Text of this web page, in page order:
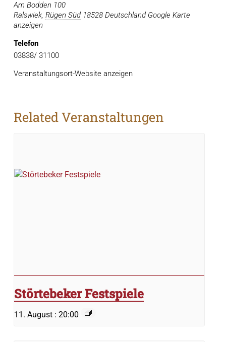
Am Bodden 100
Ralswiek, Rügen Süd 18528 Deutschland Google Karte
anzeigen
Telefon
03838/ 31100
Veranstaltungsort-Website anzeigen
Related Veranstaltungen
Störtebeker Festspiele
11. August : 20:00